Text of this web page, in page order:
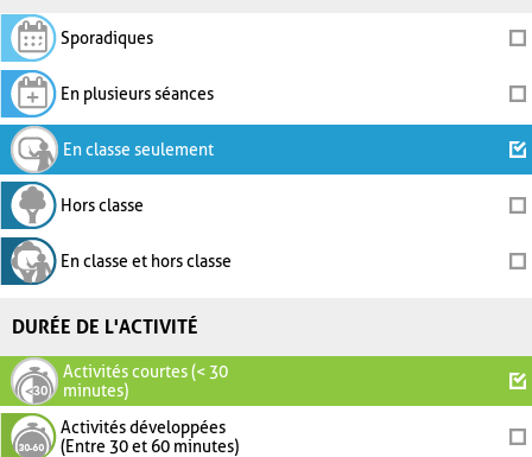
Sporadiques
En plusieurs séances
En classe seulement
Hors classe
En classe et hors classe
DURÉE DE L'ACTIVITÉ
Activités courtes (< 30
minutes)
Activités développées
(Entre 30 et 60 minutes)